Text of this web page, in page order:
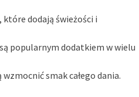
które dodają świeżości i
popularnym dodatkiem w wielu
smak całego dania.